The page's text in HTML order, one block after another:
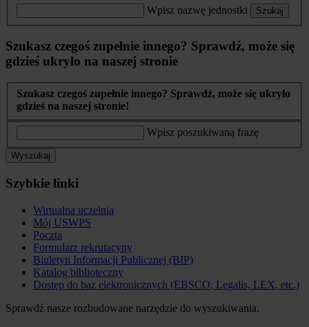
Wpisz nazwę jednostki Szukaj
Szukasz czegoś zupełnie innego? Sprawdź, może się
gdzieś ukryło na naszej stronie
Szukasz czegoś zupełnie innego? Sprawdź, może się ukryło
gdzieś na naszej stronie!
Wpisz poszukiwaną frazę
Wyszukaj
Szybkie linki
Wirtualna uczelnia
Mój USWPS
Poczta
Formularz rekrutacyny
Biuletyn Informacji Publicznej (BIP)
Katalog biblioteczny
Dostęp do baz elektronicznych (EBSCO, Legalis, LEX, etc.)
Sprawdź nasze rozbudowane narzędzie do wyszukiwania.